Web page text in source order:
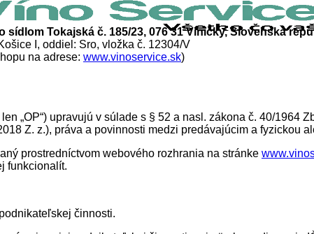
Tokajská č. 185/23, 076 31 Viničky, Slovenská
I, oddiel: Sro, vložka č. 12304/V
na adrese: www.vinoservice.sk)
„OP“) upravujú v súlade s § 52 a nasl. zákona č. 40/
Z. z.), práva a povinnosti medzi predávajúcim a fyzickou
prostredníctvom webového rozhrania na stránke
funkcionalít.
činnosti.